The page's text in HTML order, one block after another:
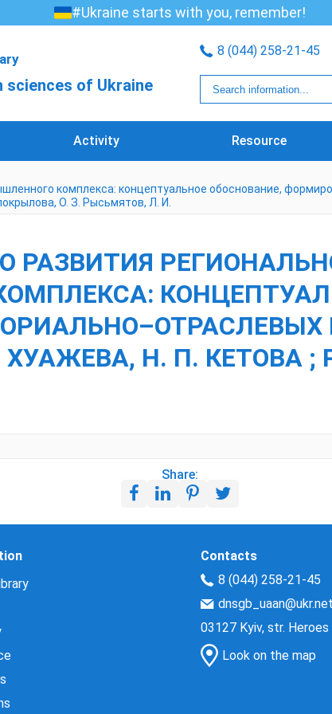
#Ukraine starts with you, remember!
sciences of Ukraine
8 (044) 258-21-45
Activity Resource
комплекса: концептуальное обоснование,
О. З. Рысьмятов, Л. И.
РАЗВИТИЯ
Н. П. КЕТОВА ;
Share:
Contacts
8 (044) 258-21-45
dnsgb_uaan@ukr.net
03127 Kyiv, str.
Look on the map